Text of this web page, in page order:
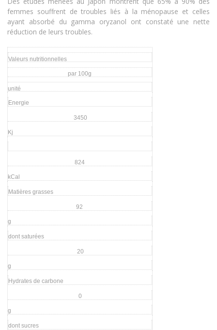
femmes souffrent de troubles liés à la ménopause et celles
ayant absorbé du gamma oryzanol ont constaté une nette
réduction de leurs troubles.
Valeurs nutritionnelles
par 100g
unité
Energie
3450
Kj
824
kCal
Matières grasses
92
g
dont saturées
20
g
Hydrates de carbone
0
g
dont sucres